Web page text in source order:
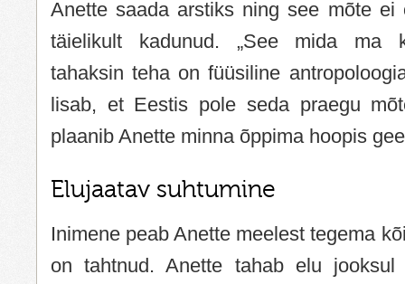
Anette saada arstiks ning see mõte ei
täielikult kadunud. „See mida ma
tahaksin teha on füüsiline
lisab, et Eestis pole seda praegu
plaanib Anette minna õppima hoopis
Elujaatav suhtumine
Inimene peab Anette meelest tegema
on tahtnud. Anette tahab elu